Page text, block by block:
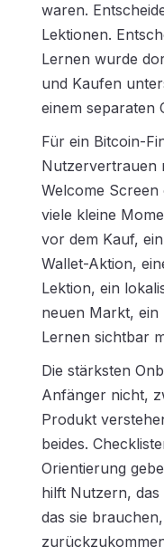
waren.
Lektionen.
Lernen wurde
und Kaufen
einem separaten
Für ein Bitcoin-
Nutzervertrauen
Welcome
viele kleine
vor dem Kauf,
Wallet-Aktion,
Lektion, ein
neuen Markt, ein
Lernen sichtbar
Die stärksten
Anfänger nicht,
Produkt
beides.
Orientierung
hilft Nutzern,
das sie